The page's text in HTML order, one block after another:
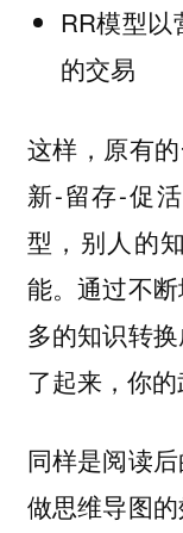
RR模型
的交易
这样，原有
新-留存-促
型，别人的
能。通过不
多的知识转
了起来，你的
同样是阅读
做思维导图